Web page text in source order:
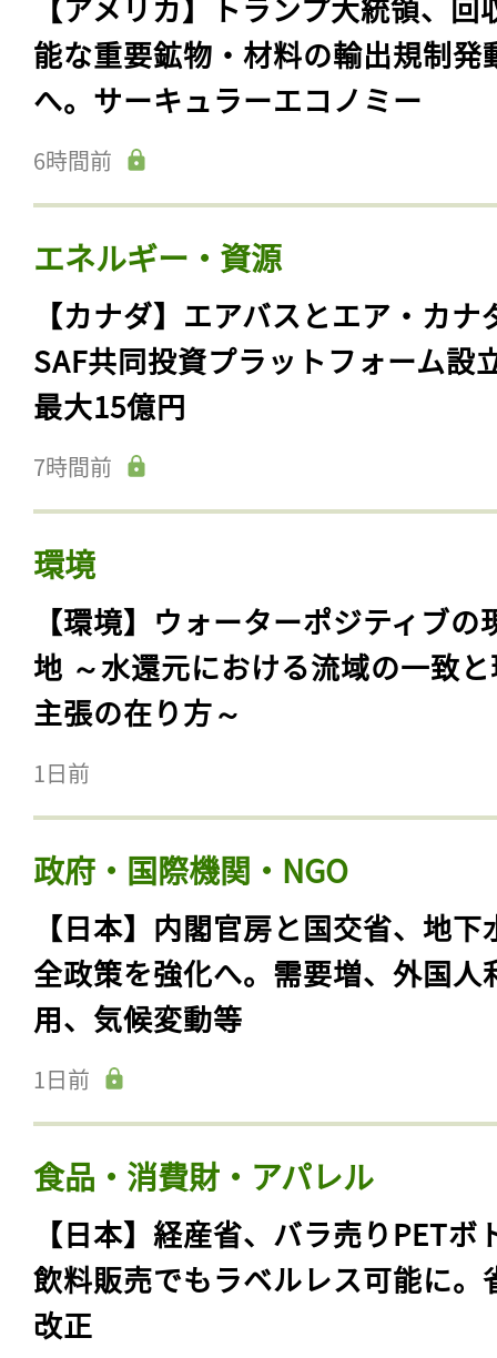
【アメリカ】トランプ大統領、回
能な重要鉱物・材料の輸出規制発
へ。サーキュラーエコノミー
6時間前
エネルギー・資源
【カナダ】エアバスとエア・カナ
SAF共同投資プラットフォーム設
最大15億円
7時間前
環境
【環境】ウォーターポジティブの
地 ～水還元における流域の一致
主張の在り方～
1日前
政府・国際機関・NGO
【日本】内閣官房と国交省、地下
全政策を強化へ。需要増、外国人
用、気候変動等
1日前
食品・消費財・アパレル
【日本】経産省、バラ売りPETボ
飲料販売でもラベルレス可能に。
改正